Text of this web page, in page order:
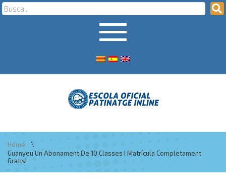
Home
\
Guanyeu Un Abonament De 10 Classes I Matrícula Completament
Gratis!